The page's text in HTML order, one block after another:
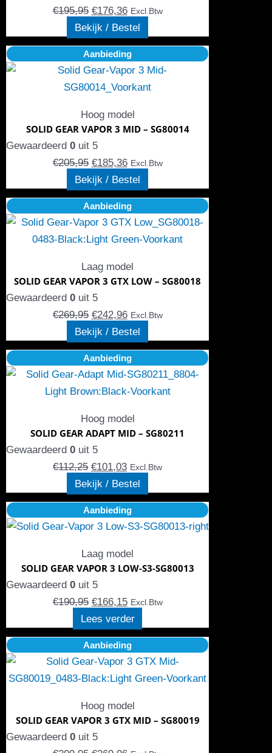
€195,95 €176,36 Excl.Btw
Bekijk / Bestel
kan
gekozen
worden
op
de
Aanbieding
Hoog model
SOLID GEAR VAPOR 3 MID – SG80014
Gewaardeerd 0 uit 5
€205,95
Oorspronkelijke
prijs
was:
€185,36
Huidige
prijs
is:
Excl.Btw
Bekijk / Bestel
Dit
product
heeft
variaties.
kan
gekozen
worden
op
de
Aanbieding
Laag model
SOLID GEAR VAPOR 3 GTX LOW – SG80018
Gewaardeerd 0 uit 5
€269,95
Oorspronkelijke
prijs
was:
€242,96
Huidige
prijs
is:
Excl.Btw
Bekijk / Bestel
Dit
product
heeft
variaties.
kan
gekozen
worden
op
de
Aanbieding
Hoog model
SOLID GEAR ADAPT MID – SG80211
Gewaardeerd 0 uit 5
€112,25
Oorspronkelijke
prijs
was:
€101,03
Huidige
prijs
is:
Excl.Btw
Bekijk / Bestel
Dit
product
heeft
variaties.
kan
gekozen
worden
op
Aanbieding
Laag model
SOLID GEAR VAPOR 3 LOW-S3-SG80013
Gewaardeerd 0 uit 5
€190,95
Oorspronkelijke
prijs
€190,95.
€166,15
Huidige
prijs
€166,15.
Excl.Btw
Lees verder
Aanbieding
Hoog model
SOLID GEAR VAPOR 3 GTX MID – SG80019
Gewaardeerd 0 uit 5
Oorspronkelijke
prijs
was:
Huidige
prijs
is:
Dit
product
heeft
variaties.